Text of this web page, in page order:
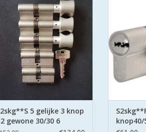
gecertificeerd volgens Politie
Keurmerk Veilig Wonen®.
De cilinders zijn uitgevoerd met
aan beide zijden.
AAN WINKELWAGEN
5 gelijke 3 knop
gewone 30/30 6
S2 staat
boor
zijden
knop40/